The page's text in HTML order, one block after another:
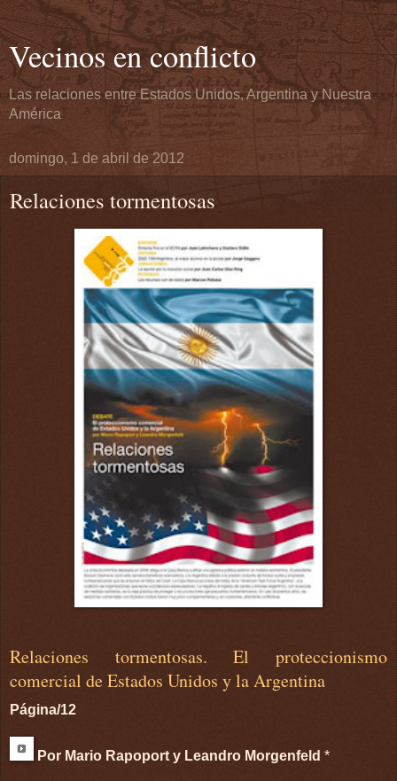
Vecinos en conflicto
Las relaciones entre Estados Unidos, Argentina y Nuestra
América
domingo, 1 de abril de 2012
Relaciones tormentosas
Relaciones tormentosas. El proteccionismo
comercial de Estados Unidos y la Argentina
Página/12
Por Mario Rapoport y Leandro Morgenfeld *